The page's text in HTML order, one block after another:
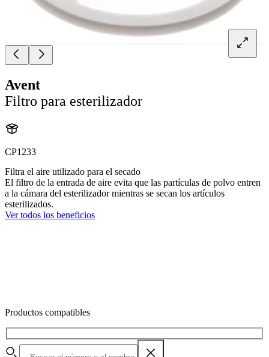
Avent
Filtro para esterilizador
CP1233
Filtra el aire utilizado para el secado
El filtro de la entrada de aire evita que las partículas de polvo entren
a la cámara del esterilizador mientras se secan los artículos
esterilizados.
Ver todos los beneficios
Productos compatibles